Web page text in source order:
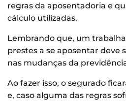
regras da aposentadoria e
cálculo utilizadas.
Lembrando que, um
prestes a se aposentar deve
nas mudanças da
Ao fazer isso, o segurado
e, caso alguma das regras